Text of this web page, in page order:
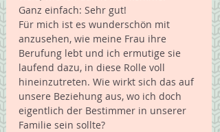
Ganz einfach: Sehr gut!
Für mich ist es wunderschön mit
anzusehen, wie meine Frau ihre
Berufung lebt und ich ermutige sie
laufend dazu, in diese Rolle voll
hineinzutreten. Wie wirkt sich das auf
unsere Beziehung aus, wo ich doch
eigentlich der Bestimmer in unserer
Familie sein sollte?